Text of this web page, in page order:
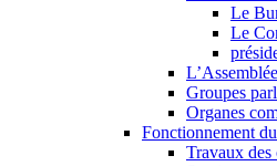
Le
Le
Groupes
Organes
Fonctionnement
Travaux des